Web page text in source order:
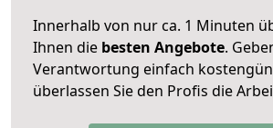
Innerhalb von nur ca. 1 Minuten
Ihnen die besten Angebote.
Verantwortung einfach
überlassen Sie den Profis die